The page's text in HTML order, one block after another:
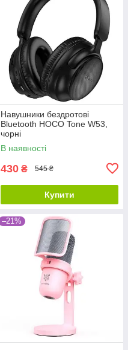
Навушники бездротові
Bluetooth HOCO Tone W53,
чорні
В наявності
430 ₴ 545 ₴
Купити
–21%